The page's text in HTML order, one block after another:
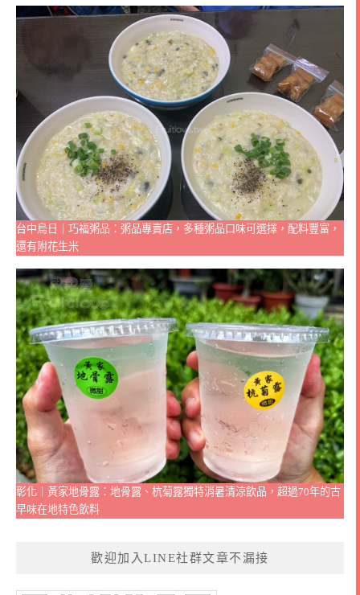
台中烏日｜巧福粥品：粥品專賣店，多種粥品口味可選擇，配料豐富，
還有附花生米
彰化｜黃家地骨露：地骨露、杭菊露獨特消暑清涼飲品，超過70年的古
早味在地特色飲料
歡迎加入LINE社群文章不漏接